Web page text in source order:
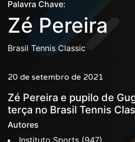
Palavra Chave:
Zé Pereira
Brasil Tennis Classic
20 de setembro de 2021
Zé Pereira e pupilo de
terça no Brasil Tennis
Autores
Instituto Sports (947)